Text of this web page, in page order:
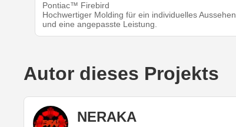
Pontiac™ Firebird
Hochwertiger Molding für ein individuelles Aussehen
und eine angepasste Leistung.
Autor dieses Projekts
NERAKA